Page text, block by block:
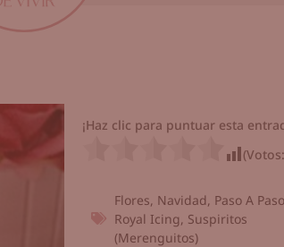
¡Haz clic para puntuar esta
(Votos:
Flores, Navidad, Paso A Paso
Royal Icing, Suspiritos
(Merenguitos)